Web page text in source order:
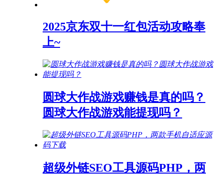
2025京东双十一红包活动攻略奉
上~
圆球大作战游戏赚钱是真的吗？
圆球大作战游戏能提现吗？
超级外链SEO工具源码PHP，两